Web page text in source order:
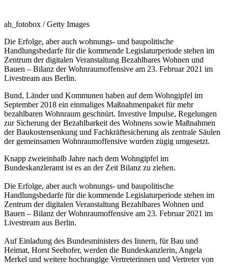
ah_fotobox / Getty Images
Die Erfolge, aber auch wohnungs- und baupolitische
Handlungsbedarfe für die kommende Legislaturperiode stehen im
Zentrum der digitalen Veranstaltung Bezahlbares Wohnen und
Bauen – Bilanz der Wohnraumoffensive am 23. Februar 2021 im
Livestream aus Berlin.
Bund, Länder und Kommunen haben auf dem Wohngipfel im
September 2018 ein einmaliges Maßnahmenpaket für mehr
bezahlbaren Wohnraum geschnürt. Investive Impulse, Regelungen
zur Sicherung der Bezahlbarkeit des Wohnens sowie Maßnahmen
der Baukostensenkung und Fachkräftesicherung als zentrale Säulen
der gemeinsamen Wohnraumoffensive wurden zügig umgesetzt.
Knapp zweieinhalb Jahre nach dem Wohngipfel im
Bundeskanzleramt ist es an der Zeit Bilanz zu ziehen.
Die Erfolge, aber auch wohnungs- und baupolitische
Handlungsbedarfe für die kommende Legislaturperiode stehen im
Zentrum der digitalen Veranstaltung Bezahlbares Wohnen und
Bauen – Bilanz der Wohnraumoffensive am 23. Februar 2021 im
Livestream aus Berlin.
Auf Einladung des Bundesministers des Innern, für Bau und
Heimat, Horst Seehofer, werden die Bundeskanzlerin, Angela
Merkel und weitere hochrangige Vertreterinnen und Vertreter von